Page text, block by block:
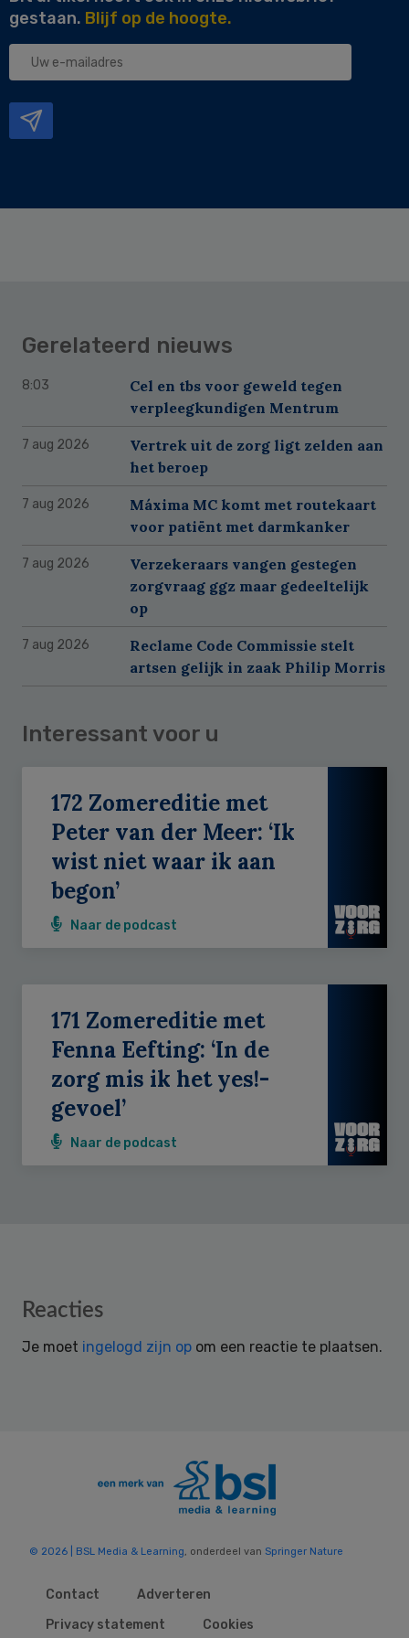
gestaan. Blijf op de hoogte.
Uw
Gerelateerd nieuws
8:03
Cel en tbs voor geweld tegen
verpleegkundigen Mentrum
7 aug 2026
Vertrek uit de zorg ligt zelden aan
het beroep
7 aug 2026
Máxima MC komt met routekaart
voor patiënt met darmkanker
7 aug 2026
Verzekeraars vangen gestegen
zorgvraag ggz maar gedeeltelijk
op
7 aug 2026
Reclame Code Commissie stelt
artsen gelijk in zaak Philip Morris
Interessant voor u
172 Zomereditie met
Peter van der Meer: ‘Ik
wist niet waar ik aan
begon’
Naar de podcast
171 Zomereditie met
Fenna Eefting: ‘In de
zorg mis ik het yes!-
gevoel’
Naar de podcast
Reader
Reacties
Je moet ingelogd zijn op om een reactie te plaatsen.
© 2026 | BSL Media & Learning, onderdeel van Springer Nature
Contact
Adverteren
Privacy statement
Cookies